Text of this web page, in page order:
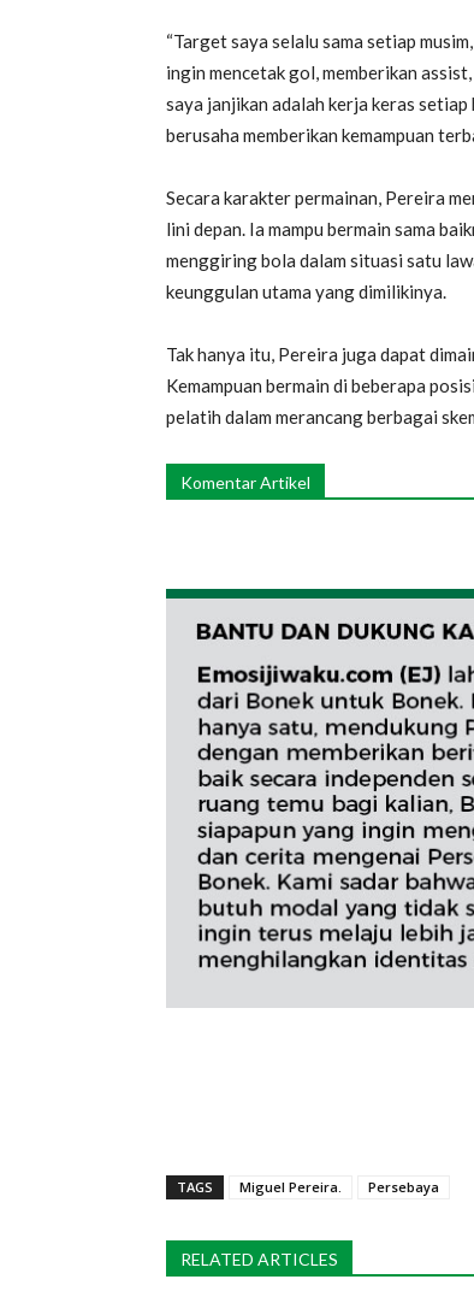
“Target saya selalu sama setiap
ingin mencetak gol, memberikan
saya janjikan adalah kerja keras
berusaha memberikan kemampuan
Secara karakter permainan, Pereira
lini depan. Ia mampu bermain sama
menggiring bola dalam situasi satu
keunggulan utama yang dimilikinya.
Tak hanya itu, Pereira juga dapat
Kemampuan bermain di beberapa
pelatih dalam merancang berbagai
Komentar Artikel
TAGS Miguel Pereira. Persebaya
RELATED ARTICLES